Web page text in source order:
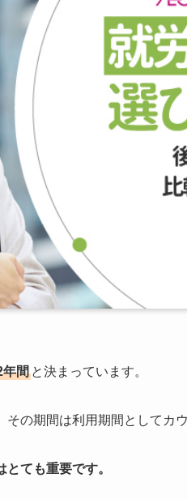
年間 と決まっています。
の期間は利用期間としてカ
ても重要です。